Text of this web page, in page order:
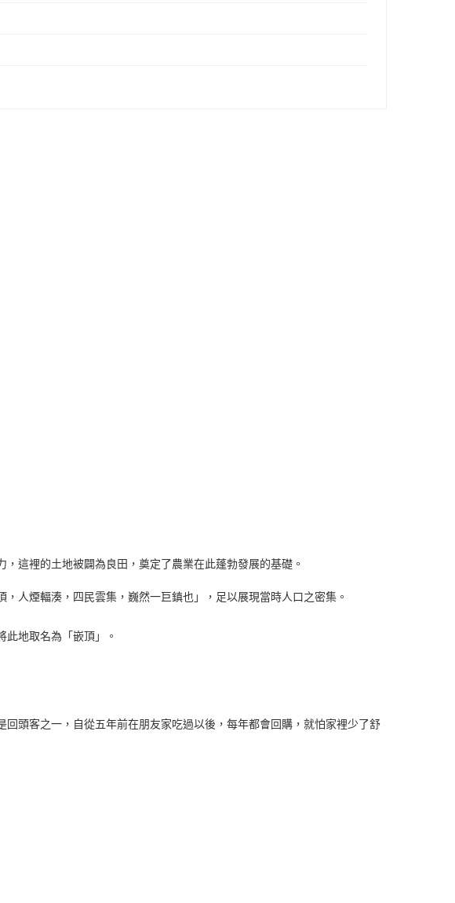
這裡的土地被闢為良田，奠定了農業在此蓬勃發展的基礎。
人煙輻湊，四民雲集，巍然一巨鎮也」，足以展現當時人口之密集。
地取名為「嵌頂」。
頭客之一，自從五年前在朋友家吃過以後，每年都會回購，就怕家裡少了舒